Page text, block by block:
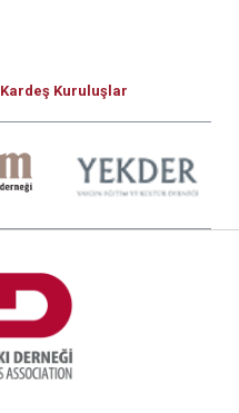
Kardeş Kuruluşlar